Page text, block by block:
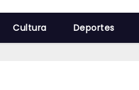
Cultura Deportes